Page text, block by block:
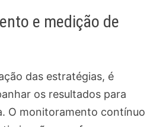
e medição de
das estratégias, é
os resultados para
O monitoramento contínuo